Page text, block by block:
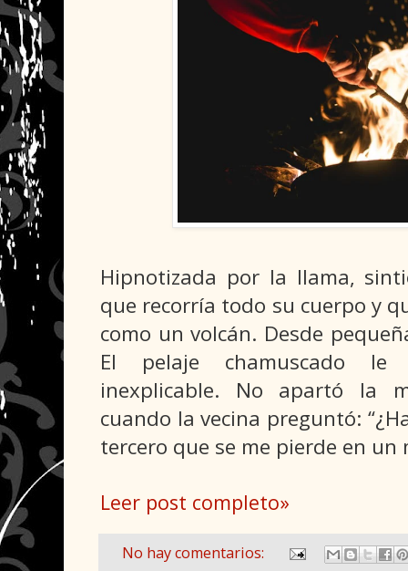
Hipnotizada por la llama,
que recorría todo su cuerpo y
como un volcán. Desde
El pelaje chamuscado
inexplicable. No apartó la
cuando la vecina preguntó:
tercero que se me pierde en un
Leer post completo»
No hay comentarios: